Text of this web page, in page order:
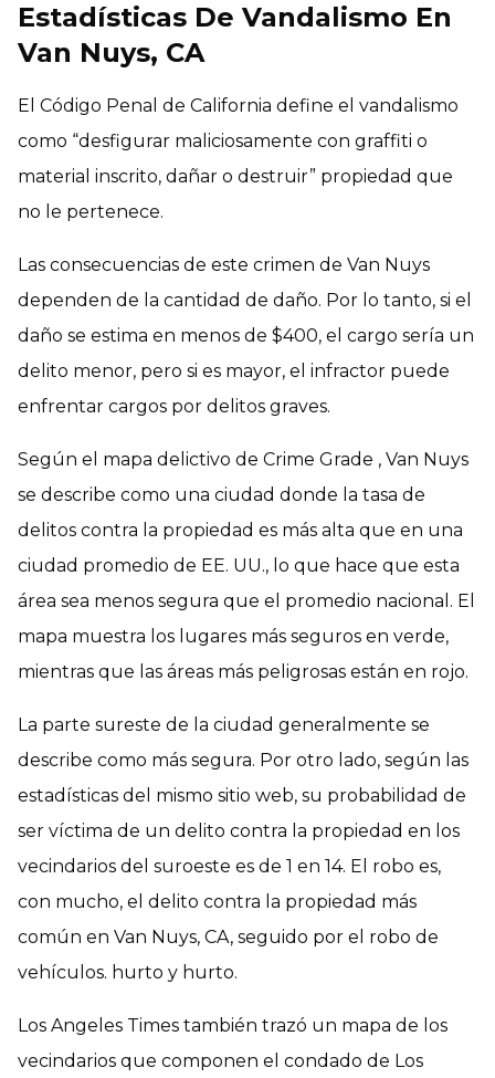
Estadísticas De Vandalismo En
Van Nuys, CA
El Código Penal de California define el vandalismo
como “desfigurar maliciosamente con graffiti o
material inscrito, dañar o destruir” propiedad que
no le pertenece.
Las consecuencias de este crimen de Van Nuys
dependen de la cantidad de daño. Por lo tanto, si el
daño se estima en menos de $400, el cargo sería un
delito menor, pero si es mayor, el infractor puede
enfrentar cargos por delitos graves.
Según el mapa delictivo de Crime Grade , Van Nuys
se describe como una ciudad donde la tasa de
delitos contra la propiedad es más alta que en una
ciudad promedio de EE. UU., lo que hace que esta
área sea menos segura que el promedio nacional. El
mapa muestra los lugares más seguros en verde,
mientras que las áreas más peligrosas están en rojo.
La parte sureste de la ciudad generalmente se
describe como más segura. Por otro lado, según las
estadísticas del mismo sitio web, su probabilidad de
ser víctima de un delito contra la propiedad en los
vecindarios del suroeste es de 1 en 14. El robo es,
con mucho, el delito contra la propiedad más
común en Van Nuys, CA, seguido por el robo de
vehículos. hurto y hurto.
Los Angeles Times también trazó un mapa de los
vecindarios que componen el condado de Los